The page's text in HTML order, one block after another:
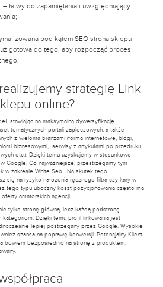
– łatwy do zapamiętania i uwzględniający
pod kątem SEO strona sklepu
gotowa do tego, aby rozpocząć proces
strategię Link
online?
stawiając na maksymalną dywersyfikację.
tematycznych portali zapleczowych, a także
z wieloma branżami (forma internetowe, blogi,
biznesowymi, serwisy z artykułami po przedruku,
etc.). Dzięki temu uzyskujemy w stosunkowo
Google. Co najważniejsze, przestrzegamy tym
w zakresie White Seo. Na skutek tego
się na ryzyko nałożenia ręcznego filtra czy kary w
tego typu uboczny koszt pozycjonowania często ma
amatorskich agencji.
tylko stronę główną, lecz każdą podstronę
Dzięki temu profil linkowania jest
lepiej postrzegany przez Google. Wysokie
szansa na poprawę konwersji. Potencjalny Klient
bowiem bezpośrednio na stronę z produktem,